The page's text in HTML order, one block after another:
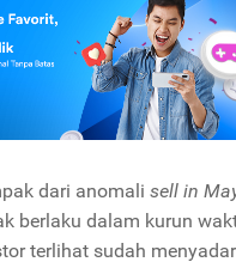
dari anomali sell in
berlaku dalam kurun
terlihat sudah